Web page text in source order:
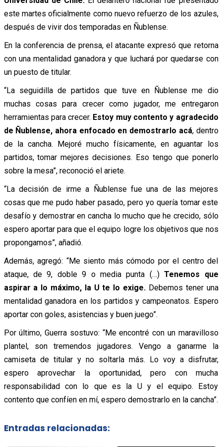
este martes oficialmente como nuevo refuerzo de los azules,
después de vivir dos temporadas en Ñublense.
En la conferencia de prensa, el atacante expresó que retorna
con una mentalidad ganadora y que luchará por quedarse con
un puesto de titular.
“La seguidilla de partidos que tuve en Ñublense me dio
muchas cosas para crecer como jugador, me entregaron
herramientas para crecer. Estoy muy contento y agradecido
de Ñublense, ahora enfocado en demostrarlo acá, dentro
de la cancha. Mejoré mucho físicamente, en aguantar los
partidos, tomar mejores decisiones. Eso tengo que ponerlo
sobre la mesa”, reconoció el ariete.
“La decisión de irme a Ñublense fue una de las mejores
cosas que me pudo haber pasado, pero yo quería tomar este
desafío y demostrar en cancha lo mucho que he crecido, sólo
espero aportar para que el equipo logre los objetivos que nos
propongamos”, añadió.
Además, agregó: “Me siento más cómodo por el centro del
ataque, de 9, doble 9 o media punta (…)Tenemos que
aspirar a lo máximo, la U te lo exige. Debemos tener una
mentalidad ganadora en los partidos y campeonatos. Espero
aportar con goles, asistencias y buen juego”.
Por último, Guerra sostuvo: “Me encontré con un maravilloso
plantel, son tremendos jugadores. Vengo a ganarme la
camiseta de titular y no soltarla más. Lo voy a disfrutar,
espero aprovechar la oportunidad, pero con mucha
responsabilidad con lo que es la U y el equipo. Estoy
contento que confíen en mí, espero demostrarlo en la cancha”.
Entradas relacionadas: